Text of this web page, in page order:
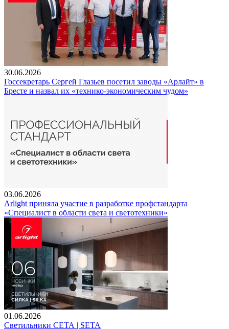
30.06.2026
Госсекретарь Сергей Глазьев посетил заводы «Арлайт» в
Бресте и назвал их «технико-экономическим чудом»
03.06.2026
Arlight приняла участие в разработке профстандарта
«Специалист в области света и светотехники»
01.06.2026
Светильники СЕТА | SETA